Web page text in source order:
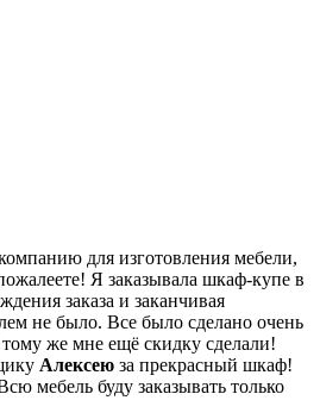
для изготовления мебели,
Я заказывала шкаф-купе в
заказа и заканчивая
не было. Все было сделано очень
же мне ещё скидку сделали!
Алексею за прекрасный шкаф!
мебель буду заказывать только